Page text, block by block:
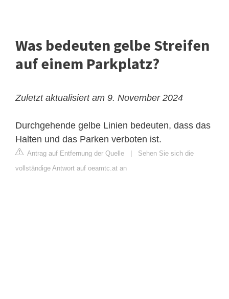
Was bedeuten gelbe Streifen
auf einem Parkplatz?
Zuletzt aktualisiert am 9. November 2024
Durchgehende gelbe Linien bedeuten, dass das
Halten und das Parken verboten ist.
Antrag auf Entfernung der Quelle
Sehen Sie sich die
vollständige Antwort auf oeamtc.at an